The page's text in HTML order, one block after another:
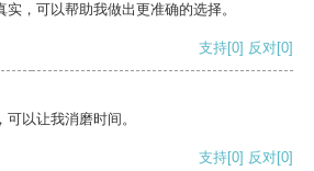
，可以帮助我做出更准确的选择。
支持[0] 反对[0]
以让我消磨时间。
支持[0] 反对[0]